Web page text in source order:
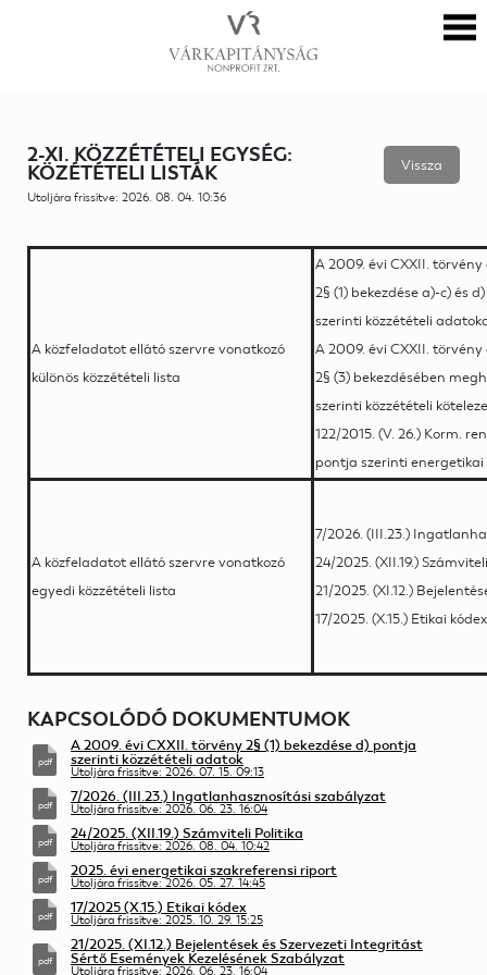
2-XI. KÖZZÉTÉTELI EGYSÉG:
KÖZÉTÉTELI LISTÁK
Utoljára frissítve: 2026. 08. 04. 10:36
Vissza
A közfeladatot ellátó szervre vonatkozó
különös közzétételi lista
A 2009. évi CXXII.
2§ (1) bekezdése a)-c) és
szerinti közzétételi
A 2009. évi CXXII.
2§ (3) bekezdésében
szerinti közzétételi
122/2015. (V. 26.) Korm.
pontja szerinti
A közfeladatot ellátó szervre vonatkozó
egyedi közzétételi lista
7/2026. (III.23.)
24/2025. (XII.19.)
21/2025. (XI.12.)
17/2025. (X.15.) Etikai kódex
KAPCSOLÓDÓ DOKUMENTUMOK
A 2009. évi CXXII. törvény 2§ (1) bekezdése d) pontja
szerinti közzétételi adatok
Utoljára frissítve: 2026. 07. 15. 09:13
7/2026. (III.23.) Ingatlanhasznosítási szabályzat
Utoljára frissítve: 2026. 06. 23. 16:04
24/2025. (XII.19.) Számviteli Politika
Utoljára frissítve: 2026. 08. 04. 10:42
2025. évi energetikai szakreferensi riport
Utoljára frissítve: 2026. 05. 27. 14:45
17/2025 (X.15.) Etikai kódex
Utoljára frissítve: 2025. 10. 29. 15:25
21/2025. (XI.12.) Bejelentések és Szervezeti Integritást
Sértő Események Kezelésének Szabályzat
Utoljára frissítve: 2026. 06. 23. 16:04